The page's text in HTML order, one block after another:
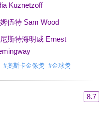
Kuznetzoff
伍特 Sam Wood
斯特海明威 Ernest
#奧斯卡金像獎 #金球獎
8.7